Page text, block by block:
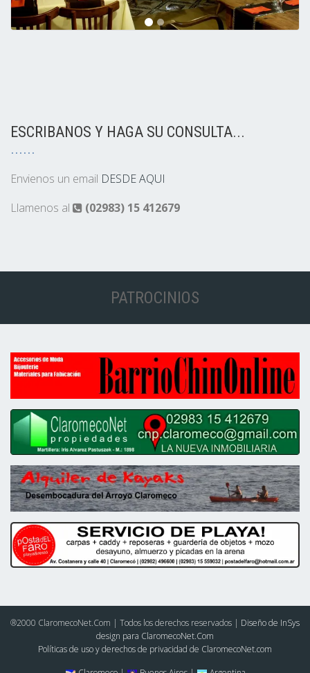
ESCRIBANOS Y HAGA SU CONSULTA...
Envienos un email DESDE AQUI
Llamenos al
(02983) 15 412679
PATROCINIOS
®2000 ClaromecoNet.Com | Todos los derechos reservados | Diseño de InSys
design para ClaromecoNet.Com
Políticas de uso y derechos de privacidad de ClaromecoNet.com